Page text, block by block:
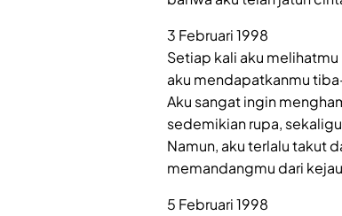
3 Februari 1998
Setiap kali aku
aku mendapatkanmu
Aku sangat ingin
sedemikian rupa,
Namun, aku terlalu takut
memandangmu dari
5 Februari 1998